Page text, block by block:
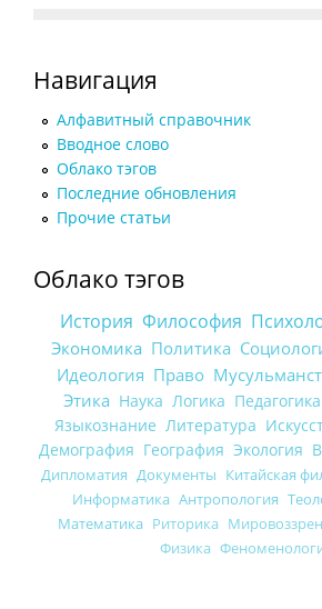
Навигация
Алфавитный справочник
Вводное слово
Облако тэгов
Последние обновления
Прочие статьи
Облако тэгов
История Философия
Экономика Политика
Идеология Право
Этика Наука Логика Педагогика
Языкознание Литература
Демография География Экология
Дипломатия Документы Китайская
Информатика Антропология
Математика Риторика
Физика